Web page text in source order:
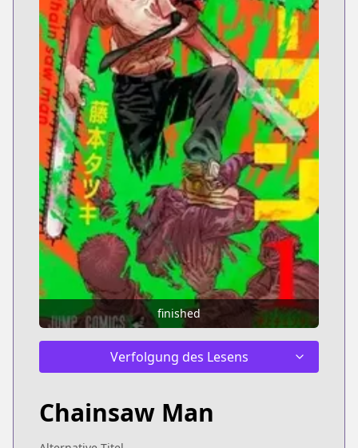
finished
Verfolgung des Lesens
Chainsaw Man